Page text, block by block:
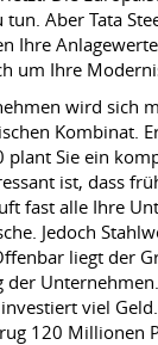
Aber Tata
Ihre
um Ihre
wird sich
Kombinat.
plant Sie ein
ist, dass
fast alle Ihre
Jedoch
liegt der
der
viel
120 Millionen